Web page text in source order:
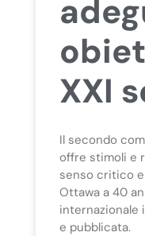
XXI
Il secondo
offre stimoli e
senso critico
Ottawa a 40
internazionale
e pubblicata.